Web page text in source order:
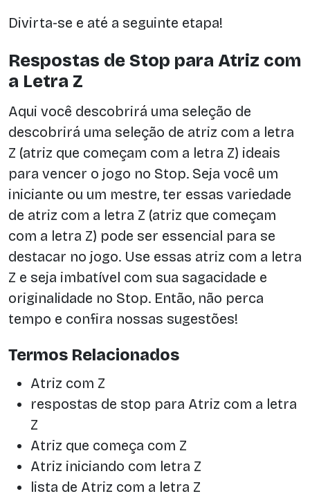
Divirta-se e até a seguinte etapa!
Respostas de Stop para Atriz com
a Letra Z
Aqui você descobrirá uma seleção de
descobrirá uma seleção de atriz com a letra
Z (atriz que começam com a letra Z) ideais
para vencer o jogo no Stop. Seja você um
iniciante ou um mestre, ter essas variedade
de atriz com a letra Z (atriz que começam
com a letra Z) pode ser essencial para se
destacar no jogo. Use essas atriz com a letra
Z e seja imbatível com sua sagacidade e
originalidade no Stop. Então, não perca
tempo e confira nossas sugestões!
Termos Relacionados
Atriz com Z
respostas de stop para Atriz com a letra
Z
Atriz que começa com Z
Atriz iniciando com letra Z
lista de Atriz com a letra Z